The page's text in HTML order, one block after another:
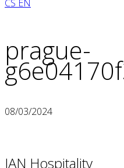
CS EN
prague-
08/03/2024
JAN Hospitality